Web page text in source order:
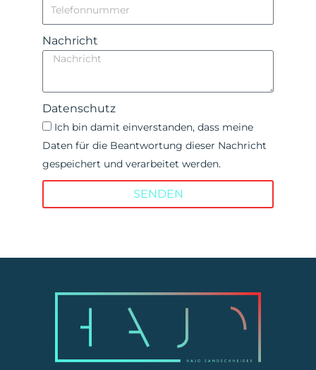
Nachricht
Datenschutz
Ich bin damit einverstanden, dass meine
Daten für die Beantwortung dieser Nachricht
gespeichert und verarbeitet werden.
SENDEN